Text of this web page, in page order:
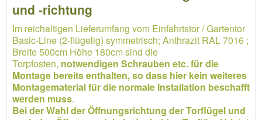
und -richtung
Im reichaltigen Lieferumfang vom Einfahrtstor / Gartentor
Basic-Line (2-flügelig) symmetrisch; Anthrazit RAL 7016 ;
Breite 500cm Höhe 180cm sind die
Torpfosten, notwendigen Schrauben etc. für die
Montage bereits enthalten, so dass hier kein weiteres
Montagematerial für die normale Installation beschafft
werden muss.
Bei der Wahl der Öffnungsrichtung der Torflügel und